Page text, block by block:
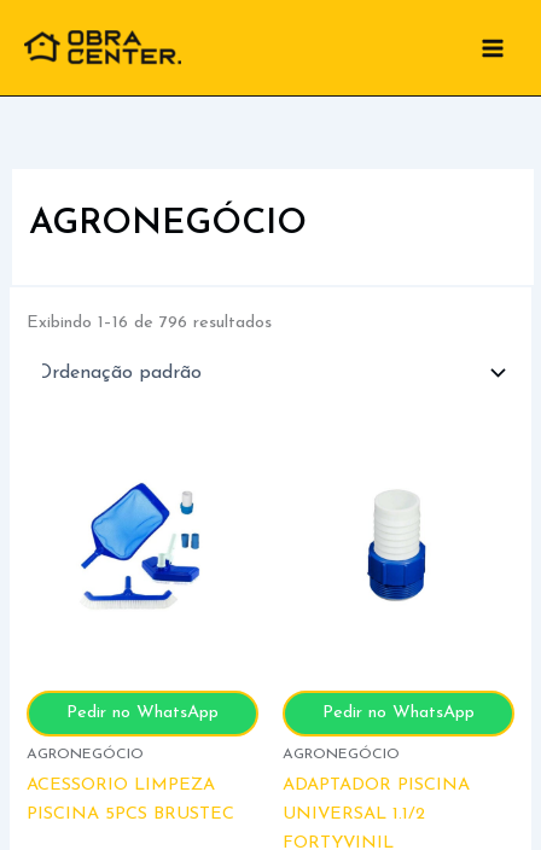
para
conteúdo
AGRONEGÓCIO
Exibindo 1–16 de 796 resultados
Pedir no WhatsApp
AGRONEGÓCIO
ACESSORIO LIMPEZA
PISCINA 5PCS BRUSTEC
Pedir no WhatsApp
AGRONEGÓCIO
ADAPTADOR PISCINA
UNIVERSAL 1.1/2
FORTYVINIL